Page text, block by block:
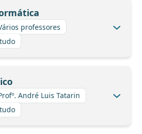
professores
André Luis Tatarin